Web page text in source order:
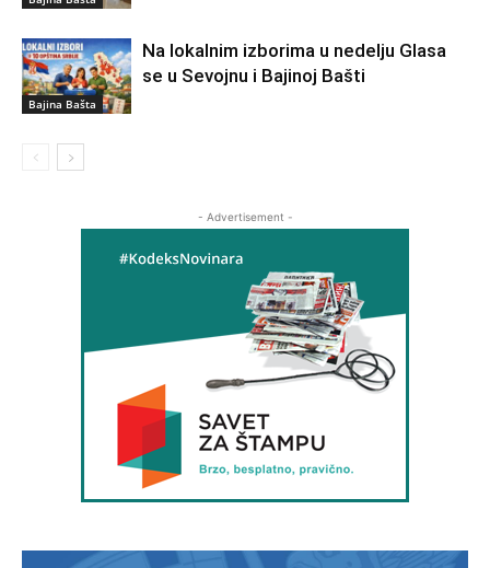
Bajina Bašta
Na lokalnim izborima u nedelju Glasa
se u Sevojnu i Bajinoj Bašti
- Advertisement -